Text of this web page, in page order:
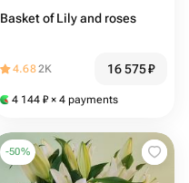
Basket of Lily and roses
4.682K 16 575₽
4 144 ₽ × 4 payments
-50%